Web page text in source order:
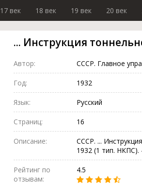
17 век 18 век 19 век 20 век
... Инструкция
Автор: СССР. Главное
Год: 1932
Язык: Русский
Страниц: 16
Описание:
СССР. ...
1932 (1 тип. НКПС).
Рейтинг по
отзывам:
4.5